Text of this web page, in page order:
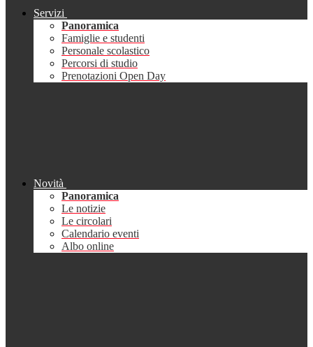
Servizi
Panoramica
Famiglie e studenti
Personale scolastico
Percorsi di studio
Prenotazioni Open Day
Novità
Panoramica
Le notizie
Le circolari
Calendario eventi
Albo online